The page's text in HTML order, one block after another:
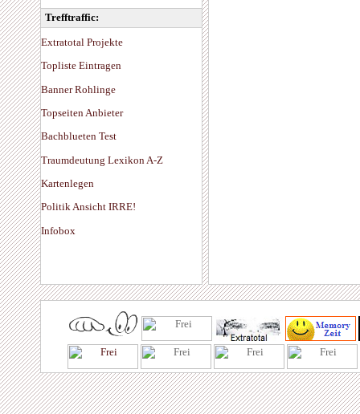
Trefftraffic:
Extratotal Projekte
Topliste Eintragen
Banner Rohlinge
Topseiten Anbieter
Bachblueten Test
Traumdeutung Lexikon A-Z
Kartenlegen
Politik Ansicht IRRE!
Infobox